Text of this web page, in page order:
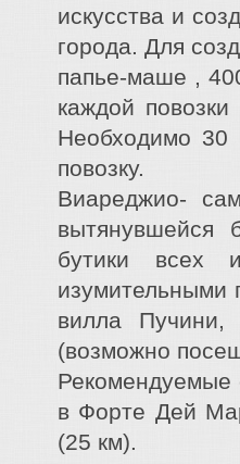
искусства и
города. Для
папье-маше ,
каждой
Необходимо 30
повозку.
Виареджио-
вытянувшейся
бутики всех
изумительными
вилла Пучини,
(возможно
Рекомендуемые
в Форте Дей
(25 км).